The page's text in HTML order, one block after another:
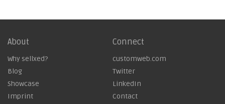
About
Why sellxed?
Blog
Showcase
Imprint
Connect
customweb.com
Twitter
LinkedIn
Contact